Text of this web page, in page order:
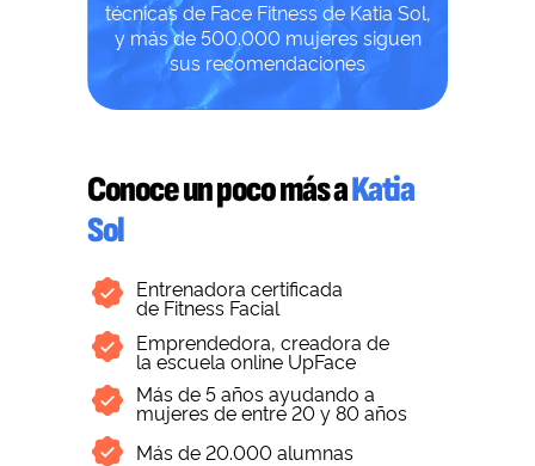
técnicas de Face Fitness de Katia Sol,
y más de 500.000 mujeres siguen
sus recomendaciones
Conoce un poco más aKatia
Sol
Entrenadora certificada
de Fitness Facial
Emprendedora, creadora de
la escuela online UpFace
Más de 5 años ayudando a
mujeres de entre 20 y 80 años
Más de 20.000 alumnas